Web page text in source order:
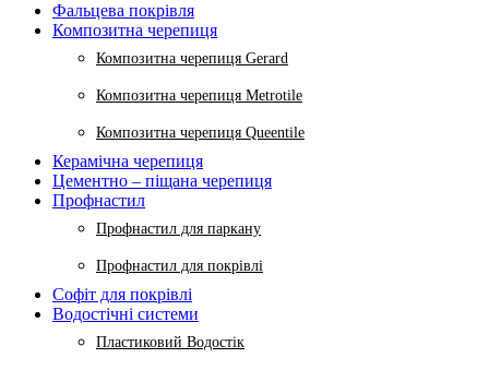
Фальцева покрівля
Композитна черепиця
Композитна черепиця Gerard
Композитна черепиця Metrotile
Композитна черепиця Queentile
Керамічна черепиця
Цементно – піщана черепиця
Профнастил
Профнастил для паркану
Профнастил для покрівлі
Софіт для покрівлі
Водостічні системи
Пластиковий Водостік